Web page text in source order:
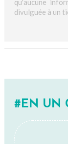
qu'aucune
divulguée à un
EN UN